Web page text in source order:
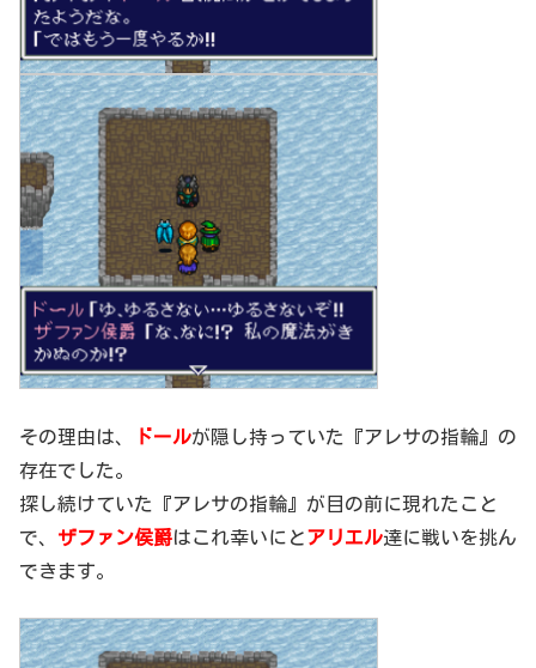
その理由は、 ドールが隠し持っていた『アレサの指輪』の
存在でした。
探し続けていた『アレサの指輪』が目の前に現れたこと
で、 ザファン侯爵はこれ幸いにとアリエル達に戦いを挑ん
できます。